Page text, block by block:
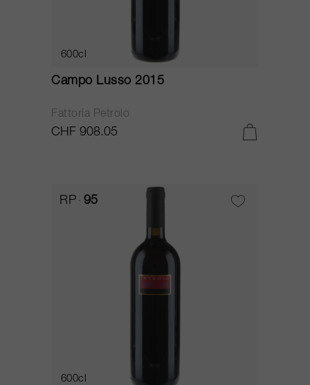
600cl
Campo Lusso 2015
Fattoria Petrolo
CHF 908.05
RP 95
600cl